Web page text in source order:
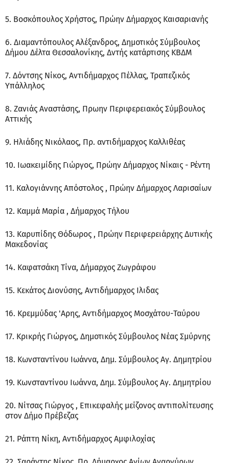
5. Βοσκόπουλος Χρήστος, Πρώην Δήμαρχος Καισαριανής
6. Διαμαντόπουλος Αλέξανδρος, Δημοτικός Σύμβουλος
Δήμου Δέλτα Θεσσαλονίκης, Δντής κατάρτισης ΚΒΔΜ
7. Δόντσης Νίκος, Αντιδήμαρχος Πέλλας, Τραπεζικός
Υπάλληλος
8. Ζανιάς Αναστάσης, Πρωην Περιφερειακός Σύμβουλος
Αττικής
9. Ηλιάδης Νικόλαος, Πρ. αντιδήμαρχος Καλλιθέας
10. Ιωακειμίδης Γιώργος, Πρώην Δήμαρχος Νίκαις - Ρέντη
11. Καλογιάννης Απόστολος , Πρώην Δήμαρχος Λαρισαίων
12. Καμμά Μαρία , Δήμαρχος Τήλου
13. Καρυπίδης Θόδωρος , Πρώην Περιφερειάρχης Δυτικής
Μακεδονίας
14. Καφατσάκη Τίνα, Δήμαρχος Ζωγράφου
15. Κεκάτος Διονύσης, Αντιδήμαρχος Ιλιδας
16. Κρεμμύδας 'Αρης, Αντιδήμαρχος Μοσχάτου-Ταύρου
17. Κρικρής Γιώργος, Δημοτικός Σύμβουλος Νέας Σμύρνης
18. Κωνσταντίνου Ιωάννα, Δημ. Σύμβουλος Αγ. Δημητρίου
19. Κωνσταντίνου Ιωάννα, Δημ. Σύμβουλος Αγ. Δημητρίου
20. Νίτσας Γιώργος , Επικεφαλής μείζονος αντιπολίτευσης
στον Δήμο Πρέβεζας
21. Ράπτη Νίκη, Αντιδήμαρχος Αμφιλοχίας